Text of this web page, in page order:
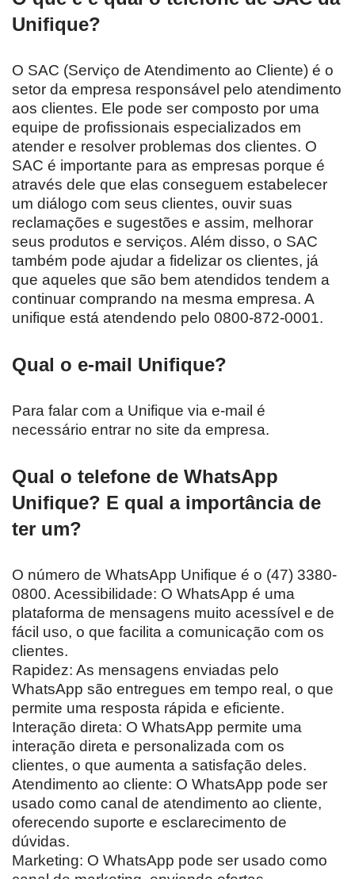
Unifique?
O SAC (Serviço de Atendimento ao Cliente) é o
setor da empresa responsável pelo atendimento
aos clientes. Ele pode ser composto por uma
equipe de profissionais especializados em
atender e resolver problemas dos clientes. O
SAC é importante para as empresas porque é
através dele que elas conseguem estabelecer
um diálogo com seus clientes, ouvir suas
reclamações e sugestões e assim, melhorar
seus produtos e serviços. Além disso, o SAC
também pode ajudar a fidelizar os clientes, já
que aqueles que são bem atendidos tendem a
continuar comprando na mesma empresa. A
unifique está atendendo pelo 0800-872-0001.
Qual o e-mail Unifique?
Para falar com a Unifique via e-mail é
necessário entrar no site da empresa.
Qual o telefone de WhatsApp
Unifique? E qual a importância de
ter um?
O número de WhatsApp Unifique é o (47) 3380-
0800. Acessibilidade: O WhatsApp é uma
plataforma de mensagens muito acessível e de
fácil uso, o que facilita a comunicação com os
clientes.
Rapidez: As mensagens enviadas pelo
WhatsApp são entregues em tempo real, o que
permite uma resposta rápida e eficiente.
Interação direta: O WhatsApp permite uma
interação direta e personalizada com os
clientes, o que aumenta a satisfação deles.
Atendimento ao cliente: O WhatsApp pode ser
usado como canal de atendimento ao cliente,
oferecendo suporte e esclarecimento de
dúvidas.
Marketing: O WhatsApp pode ser usado como